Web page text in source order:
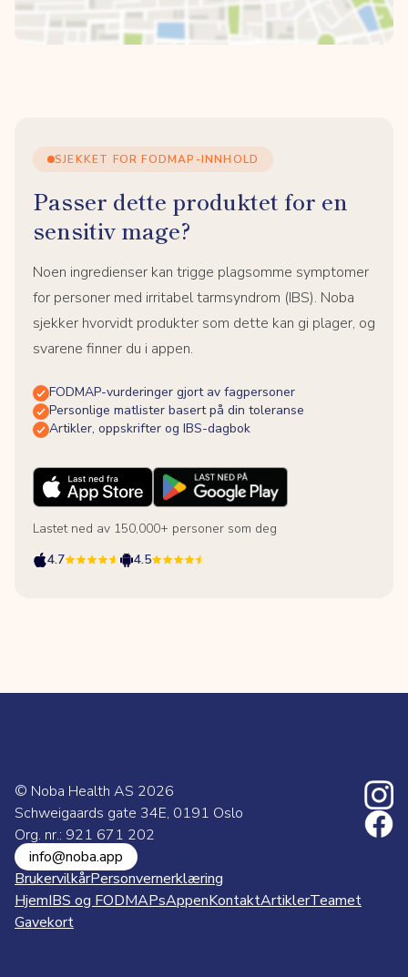
SJEKKET FOR FODMAP-INNHOLD
Passer dette produktet for en
sensitiv mage?
Noen ingredienser kan trigge plagsomme symptomer
for personer med irritabel tarmsyndrom (IBS). Noba
sjekker hvorvidt produkter som dette kan gi plager, og
svarene finner du i appen.
FODMAP-vurderinger gjort av fagpersoner
Personlige matlister basert på din toleranse
Artikler, oppskrifter og IBS-dagbok
Lastet ned av 150,000+ personer som deg
4.7
4.5
© Noba Health AS 2026
Schweigaards gate 34E, 0191 Oslo
Org. nr.: 921 671 202
info@noba.app
BrukervilkårPersonvernerklæring
HjemIBS og FODMAPsAppenKontaktArtiklerTeamet
Gavekort